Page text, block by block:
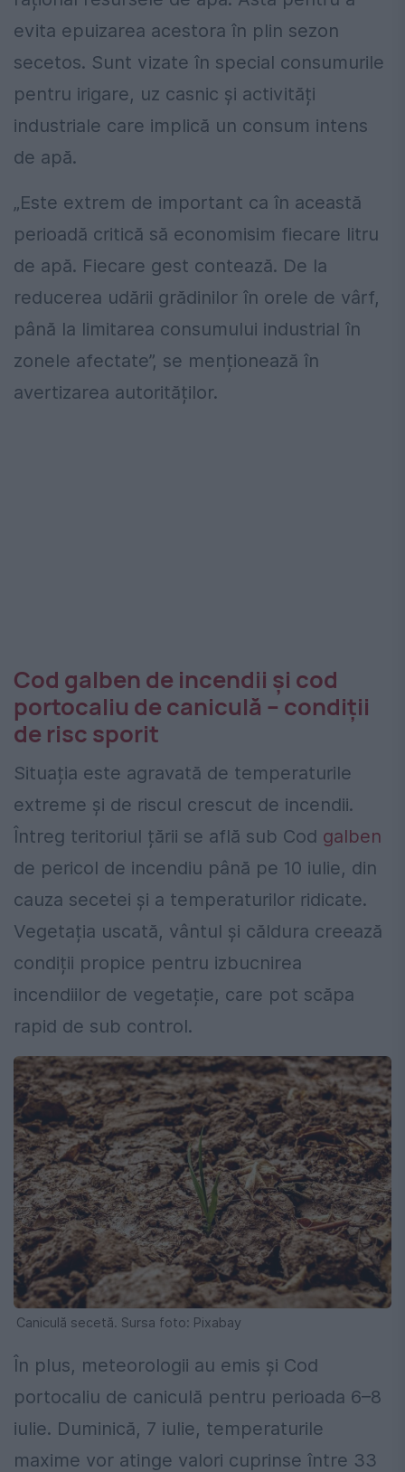
evita epuizarea acestora în plin sezon
secetos. Sunt vizate în special consumurile
pentru irigare, uz casnic și activități
industriale care implică un consum intens
de apă.
„Este extrem de important ca în această
perioadă critică să economisim fiecare litru
de apă. Fiecare gest contează. De la
reducerea udării grădinilor în orele de vârf,
până la limitarea consumului industrial în
zonele afectate”, se menționează în
avertizarea autorităților.
Cod galben de incendii și cod
portocaliu de caniculă – condiții
de risc sporit
Situația este agravată de temperaturile
extreme și de riscul crescut de incendii.
Întreg teritoriul țării se află sub Cod galben
de pericol de incendiu până pe 10 iulie, din
cauza secetei și a temperaturilor ridicate.
Vegetația uscată, vântul și căldura creează
condiții propice pentru izbucnirea
incendiilor de vegetație, care pot scăpa
rapid de sub control.
Caniculă secetă. Sursa foto: Pixabay
În plus, meteorologii au emis și Cod
portocaliu de caniculă pentru perioada 6–8
iulie. Duminică, 7 iulie, temperaturile
maxime vor atinge valori cuprinse între 33